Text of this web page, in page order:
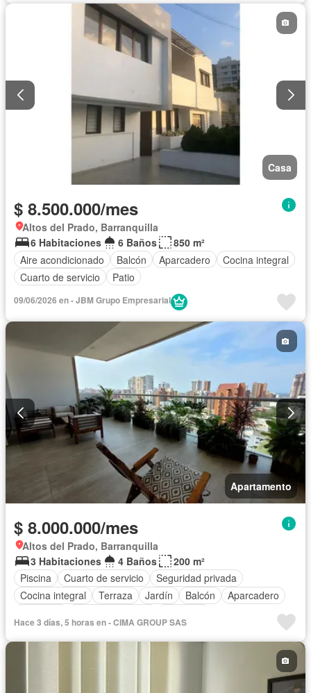
Casa
$ 8.500.000/mes
Altos del Prado, Barranquilla
6 Habitaciones
6 Baños
850 m²
Aire acondicionado
Balcón Aparcadero
Cocina integral
Cuarto de servicio
Patio
09/06/2026 en - JBM Grupo Empresarial
Apartamento
$ 8.000.000/mes
Altos del Prado, Barranquilla
3 Habitaciones
4 Baños
200 m²
Piscina
Cuarto de servicio
Seguridad privada
Cocina integral
Terraza Jardín Balcón
Aparcadero
Hace 3 días, 5 horas en - CIMA GROUP SAS